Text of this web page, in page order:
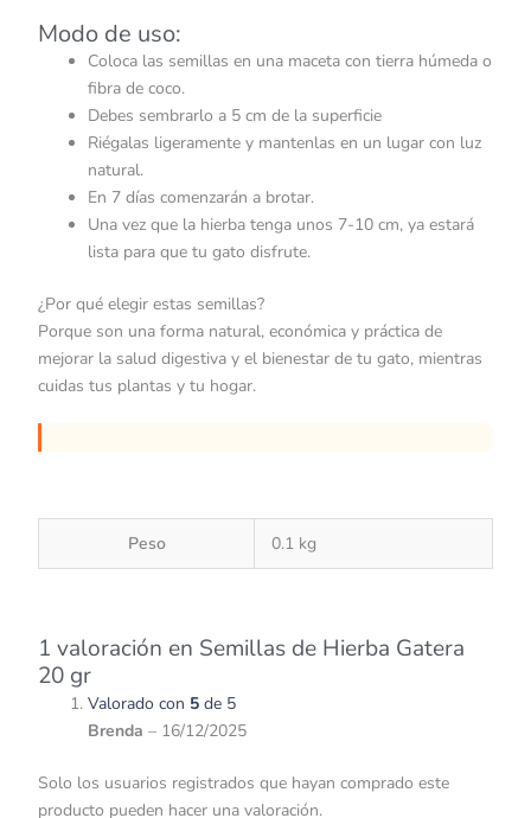
Modo de uso:
Coloca las semillas en una maceta con tierra húmeda o
fibra de coco.
Debes sembrarlo a 5 cm de la superficie
Riégalas ligeramente y mantenlas en un lugar con luz
natural.
En 7 días comenzarán a brotar.
Una vez que la hierba tenga unos 7-10 cm, ya estará
lista para que tu gato disfrute.
¿Por qué elegir estas semillas?
Porque son una forma natural, económica y práctica de
mejorar la salud digestiva y el bienestar de tu gato, mientras
cuidas tus plantas y tu hogar.
Peso 0.1 kg
1 valoración en Semillas de Hierba Gatera
20 gr
Valorado con 5 de 5
Brenda – 16/12/2025
Solo los usuarios registrados que hayan comprado este
producto pueden hacer una valoración.